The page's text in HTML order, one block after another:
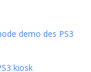
demo des PS3
kiosk